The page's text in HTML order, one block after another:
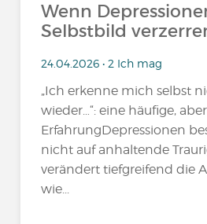
Wenn
Selbstbild
24.04.2026 • 2 Ich mag
„Ich erkenne mich selbst
wieder…“: eine häufige,
ErfahrungDepressionen
nicht auf anhaltende
verändert tiefgreifend die
wie...